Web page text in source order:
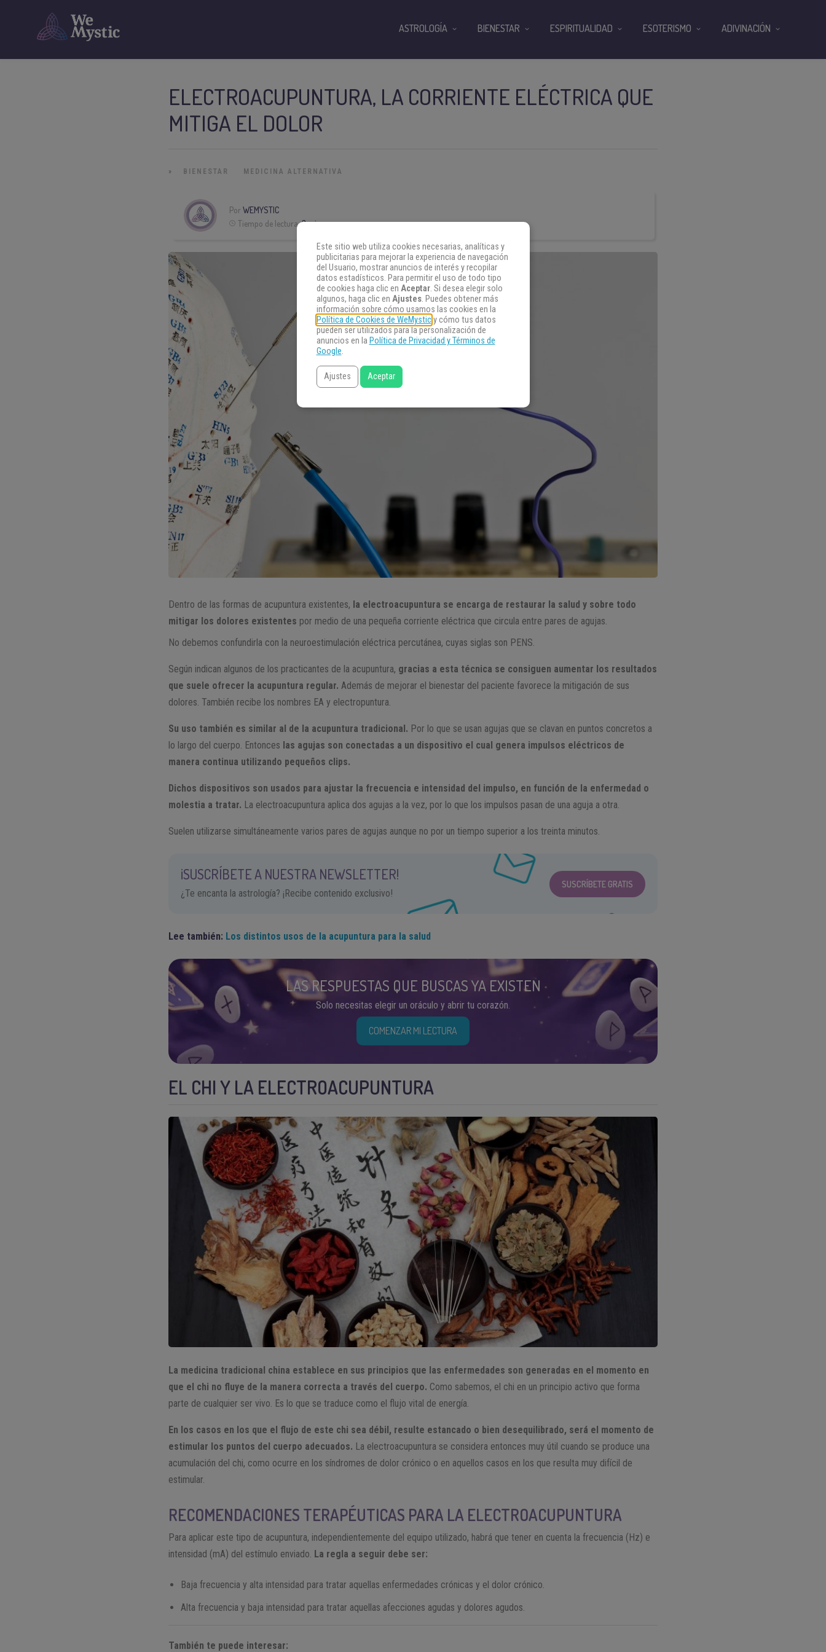
ELECTROACUPUNTURA, LA CORRIENTE ELÉCTRICA QUE
MITIGA EL DOLOR
» BIENESTAR MEDICINA ALTERNATIVA
Por WEMYSTIC
Tiempo de lectura:3 min
Dentro de las formas de acupuntura existentes, la electroacupuntura se encarga de restaurar la salud y sobre todo
mitigar los dolores existentes por medio de una pequeña corriente eléctrica que circula entre pares de agujas.
No debemos confundirla con la neuroestimulación eléctrica percutánea, cuyas siglas son PENS.
Según indican algunos de los practicantes de la acupuntura, gracias a esta técnica se consiguen aumentar los resultados
que suele ofrecer la acupuntura regular. Además de mejorar el bienestar del paciente favorece la mitigación de sus
dolores. También recibe los nombres EA y electropuntura.
Su uso también es similar al de la acupuntura tradicional. Por lo que se usan agujas que se clavan en puntos concretos a
lo largo del cuerpo. Entonces las agujas son conectadas a un dispositivo el cual genera impulsos eléctricos de
manera continua utilizando pequeños clips.
Dichos dispositivos son usados para ajustar la frecuencia e intensidad del impulso, en función de la enfermedad o
molestia a tratar. La electroacupuntura aplica dos agujas a la vez, por lo que los impulsos pasan de una aguja a otra.
Suelen utilizarse simultáneamente varios pares de agujas aunque no por un tiempo superior a los treinta minutos.
¡SUSCRÍBETE A NUESTRA NEWSLETTER!
¿Te encanta la astrología? ¡Recibe contenido exclusivo!
SUSCRÍBETE GRATIS
Lee también: Los distintos usos de la acupuntura para la salud
LAS RESPUESTAS QUE BUSCAS YA EXISTEN
Solo necesitas elegir un oráculo y abrir tu corazón.
COMENZAR MI LECTURA
EL CHI Y LA ELECTROACUPUNTURA
La medicina tradicional china establece en sus principios que las enfermedades son generadas en el momento en
que el chi no fluye de la manera correcta a través del cuerpo. Como sabemos, el chi en un principio activo que forma
parte de cualquier ser vivo. Es lo que se traduce como el flujo vital de energía.
En los casos en los que el flujo de este chi sea débil, resulte estancado o bien desequilibrado, será el momento de
estimular los puntos del cuerpo adecuados. La electroacupuntura se considera entonces muy útil cuando se produce una
acumulación del chi, como ocurre en los síndromes de dolor crónico o en aquellos casos en los que resulta muy difícil de
estimular.
RECOMENDACIONES TERAPÉUTICAS PARA LA ELECTROACUPUNTURA
Para aplicar este tipo de acupuntura, independientemente del equipo utilizado, habrá que tener en cuenta la frecuencia (Hz) e
intensidad (mA) del estímulo enviado. La regla a seguir debe ser:
Baja frecuencia y alta intensidad para tratar aquellas enfermedades crónicas y el dolor crónico.
Alta frecuencia y baja intensidad para tratar aquellas afecciones agudas y dolores agudos.
También te puede interesar:
ASTROLOGÍA BIENESTAR ESPIRITUALIDAD ESOTERISMO ADIVINACIÓN
Este sitio web utiliza cookies necesarias, analíticas y
publicitarias para mejorar la experiencia de navegación
del Usuario, mostrar anuncios de interés y recopilar
datos estadísticos. Para permitir el uso de todo tipo
de cookies haga clic en Aceptar. Si desea elegir solo
algunos, haga clic en Ajustes. Puedes obtener más
información sobre cómo usamos las cookies en la
Política de Cookies de WeMysticy cómo tus datos
pueden ser utilizados para la personalización de
anuncios en la Política de Privacidad y Términos de
Google.
Ajustes Aceptar